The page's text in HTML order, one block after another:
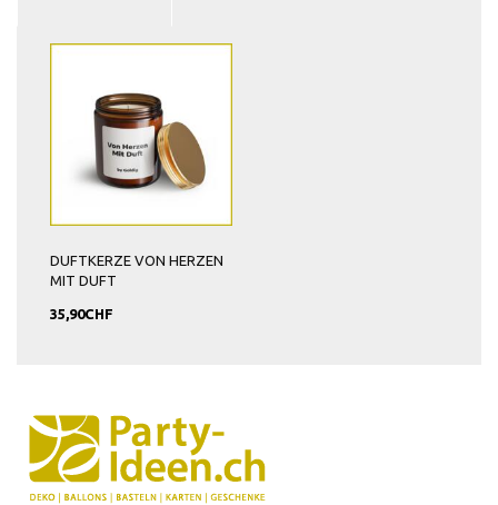
DUFTKERZE VON HERZEN
MIT DUFT
35,90CHF